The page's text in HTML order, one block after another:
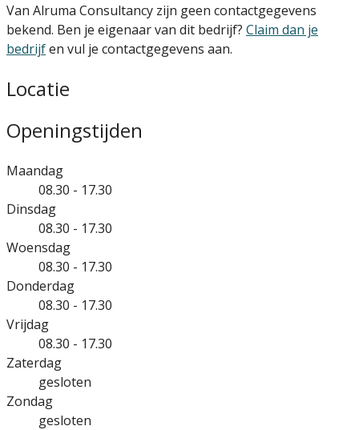
Van Alruma Consultancy zijn geen contactgegevens
bekend. Ben je eigenaar van dit bedrijf? Claim dan je
bedrijfen vul je contactgegevens aan.
Locatie
Openingstijden
Maandag
08.30 - 17.30
Dinsdag
08.30 - 17.30
Woensdag
08.30 - 17.30
Donderdag
08.30 - 17.30
Vrijdag
08.30 - 17.30
Zaterdag
gesloten
Zondag
gesloten